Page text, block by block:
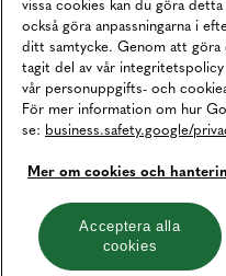
Studentrabatt
B2B
Tillgänglighetsredogörelse
Betalningar online
Cookies
Hantera cookies
också göra anpassningarna i
ditt samtycke. Genom att göra
tagit del av vår
vår personuppgifts- och
För mer information om hur
se: business.safety.google/
Mer om cookies och
Acceptera alla
cookies